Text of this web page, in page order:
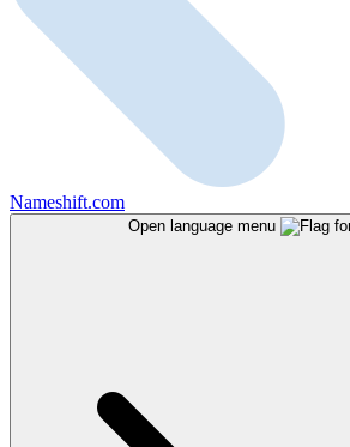
Nameshift.com
Open language menu